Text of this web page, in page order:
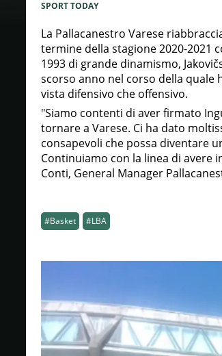
SPORT TODAY
La Pallacanestro Varese
termine della stagione 2020-2021
1993 di grande dinamismo,
scorso anno nel corso della
vista difensivo che offensivo.
"Siamo contenti di aver firmato
tornare a Varese. Ci ha dato
consapevoli che possa diventare
Continuiamo con la linea di avere
Conti, General Manager
#Basket #LBA